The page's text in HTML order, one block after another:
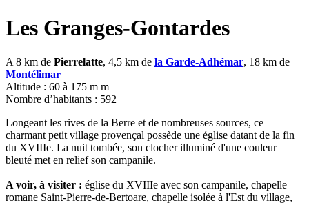
Les Granges-Gontardes
A 8 km de Pierrelatte, 4,5 km de la Garde-Adhémar, 18 km de
Montélimar
Altitude : 60 à 175 m m
Nombre d’habitants : 592
Longeant les rives de la Berre et de nombreuses sources, ce
charmant petit village provençal possède une église datant de la fin
du XVIIIe. La nuit tombée, son clocher illuminé d'une couleur
bleuté met en relief son campanile.
A voir, à visiter : église du XVIIIe avec son campanile, chapelle
romane Saint-Pierre-de-Bertoare, chapelle isolée à l'Est du village,